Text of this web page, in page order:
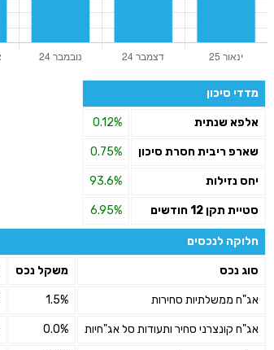
מדדי סיכון
אלפא שנתית 0.12%
שארפ ריבית חסרת סיכון 0.75%
יחס נזילות 93.6%
סטיית תקן 12 חודשים 6.95%
חלוקה לנכסים
סוג נכס משקל נכס
אג"ח ממשלתיות סחירות 1.5%
אג"ח קונצרני סחיר ותעודות סל אג"חיות 0.0%